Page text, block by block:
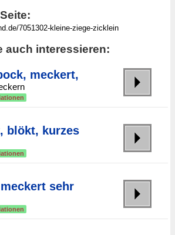
auch interessieren:
meckert,
blökt, kurzes
sehr